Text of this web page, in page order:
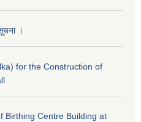
।
for the Construction of
Birthing Centre Building at